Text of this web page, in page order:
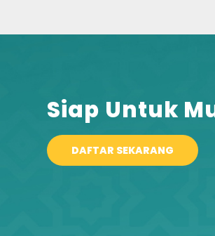
Siap Untuk
DAFTAR SEKARANG